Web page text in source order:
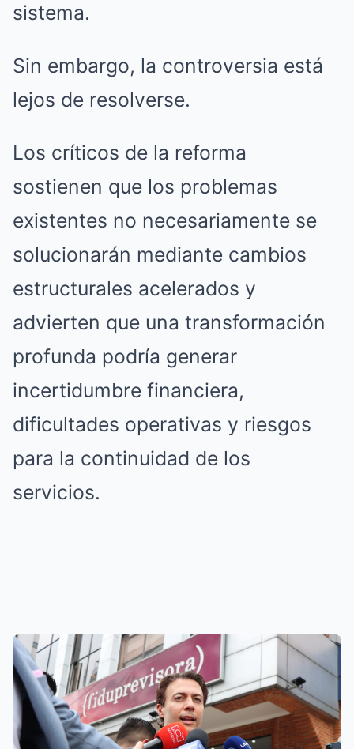
sistema.
Sin embargo, la controversia está
lejos de resolverse.
Los críticos de la reforma
sostienen que los problemas
existentes no necesariamente se
solucionarán mediante cambios
estructurales acelerados y
advierten que una transformación
profunda podría generar
incertidumbre financiera,
dificultades operativas y riesgos
para la continuidad de los
servicios.